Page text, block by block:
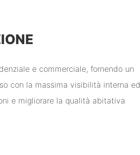
e commerciale, fornendo un
con la massima visibilità interna ed
e migliorare la qualità abitativa